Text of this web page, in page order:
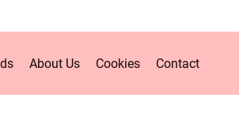
About Us Cookies Contact